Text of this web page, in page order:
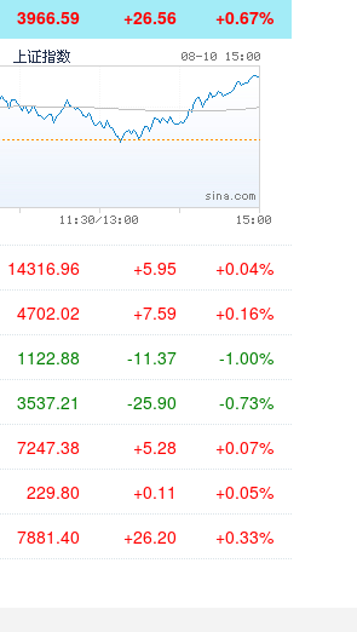
3966.59 +26.56 +0.67%
14316.96 +5.95 +0.04%
4702.02 +7.59 +0.16%
1122.88 -11.37 -1.00%
3537.21 -25.90 -0.73%
7247.38 +5.28 +0.07%
229.80 +0.11 +0.05%
7881.40 +26.20 +0.33%